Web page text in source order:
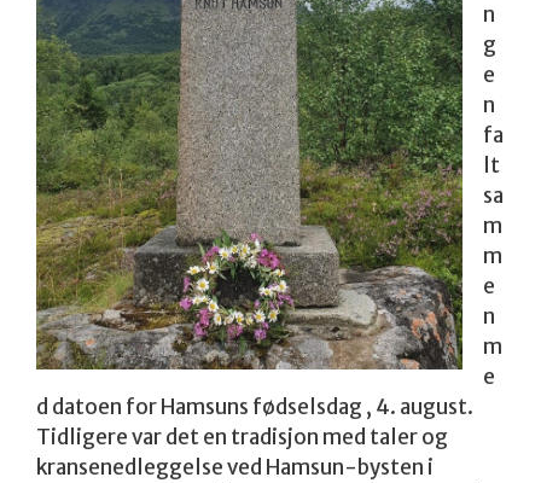
n
g
e
n
fa
lt
sa
m
m
e
n
m
e
d datoen for Hamsuns fødselsdag , 4. august.
Tidligere var det en tradisjon med taler og
kransenedleggelse ved Hamsun-bysten i